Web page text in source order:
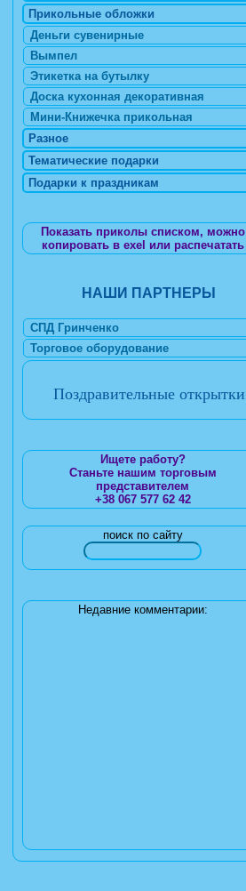
Прикольные обложки
Деньги сувенирные
Вымпел
Этикетка на бутылку
Доска кухонная декоративная
Мини-Книжечка прикольная
Разное
Тематические подарки
Подарки к праздникам
Показать приколы списком, можно
копировать в exel или распечатать
НАШИ ПАРТНЕРЫ
СПД Гринченко
Торговое оборудование
Поздравительные открытки
Ищете работу?
Станьте нашим торговым
представителем
+38 067 577 62 42
поиск по сайту
Недавние комментарии: